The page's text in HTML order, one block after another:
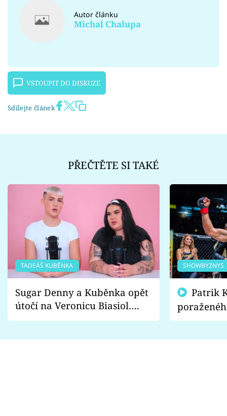
Autor článku
Michal Chalupa
VSTOUPIT DO DISKUZE
Sdílejte článek
PŘEČTĚTE SI TAKÉ
TADEÁŠ KUBĚNKA
Sugar Denny a Kuběnka opět
útočí na Veronicu Biasiol.
Proč je podle nich falešná a
SHOWBYZNYS
fanoušci